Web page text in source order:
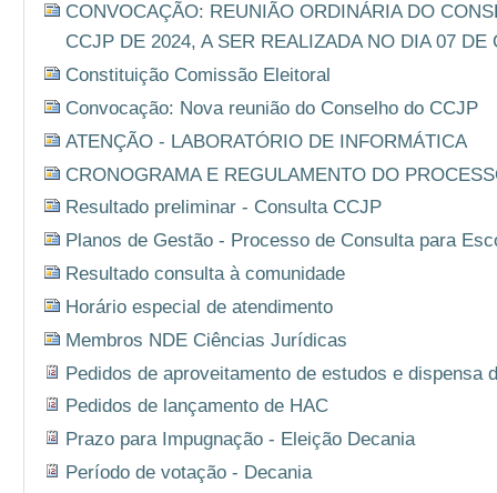
CONVOCAÇÃO: REUNIÃO ORDINÁRIA DO
CCJP DE 2024, A SER REALIZADA NO DIA 07 DE
Constituição Comissão Eleitoral
Convocação: Nova reunião do Conselho do CCJP
ATENÇÃO - LABORATÓRIO DE INFORMÁTICA
CRONOGRAMA E REGULAMENTO DO
Resultado preliminar - Consulta CCJP
Planos de Gestão - Processo de Consulta para
Resultado consulta à comunidade
Horário especial de atendimento
Membros NDE Ciências Jurídicas
Pedidos de aproveitamento de estudos e dispensa
Pedidos de lançamento de HAC
Prazo para Impugnação - Eleição Decania
Período de votação - Decania